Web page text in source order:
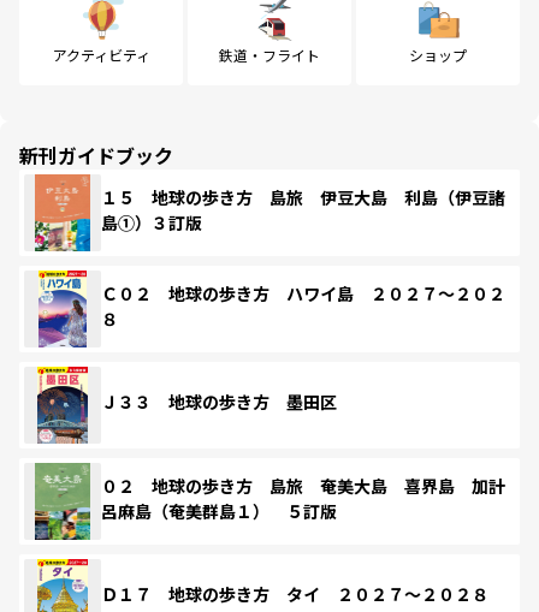
アクティビティ 鉄道・フライト ショップ
新刊ガイドブック
１５ 地球の歩き方 島旅 伊豆大島 利島（伊豆諸
島①）３訂版
Ｃ０２ 地球の歩き方 ハワイ島 ２０２７～２０２
８
Ｊ３３ 地球の歩き方 墨田区
０２ 地球の歩き方 島旅 奄美大島 喜界島 加計
呂麻島（奄美群島１） ５訂版
Ｄ１７ 地球の歩き方 タイ ２０２７～２０２８